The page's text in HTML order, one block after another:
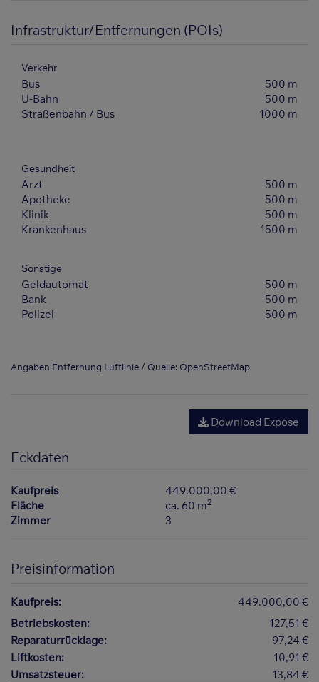
Infrastruktur/Entfernungen (POIs)
Verkehr
Bus
500 m
U-Bahn
500 m
Straßenbahn / Bus
1000 m
Gesundheit
Arzt
500 m
Apotheke
500 m
Klinik
500 m
Krankenhaus
1500 m
Sonstige
Geldautomat
500 m
Bank
500 m
Polizei
500 m
Angaben Entfernung Luftlinie / Quelle: OpenStreetMap
Download Expose
Eckdaten
Kaufpreis
449.000,00 €
Fläche
ca. 60 m2
Zimmer 3
Preisinformation
Kaufpreis:
449.000,00 €
Betriebskosten:
127,51 €
Reparaturrücklage:
97,24 €
Liftkosten:
10,91 €
Umsatzsteuer:
13,84 €